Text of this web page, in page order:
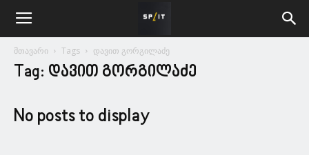
მთავარი Tags დავით გორგილაძე
Tag: დავით გორგილაძე
No posts to display